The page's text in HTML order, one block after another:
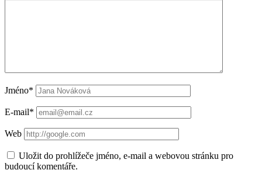
Jméno*
E-mail*
Web
Uložit do prohlížeče jméno, e-mail a webovou stránku pro
budoucí komentáře.